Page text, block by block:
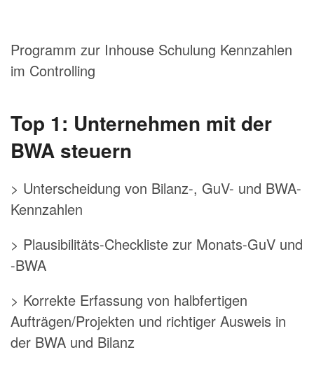
Programm zur Inhouse Schulung Kennzahlen
im Controlling
Top 1: Unternehmen mit der
BWA steuern
> Unterscheidung von Bilanz-, GuV- und BWA-
Kennzahlen
> Plausibilitäts-Checkliste zur Monats-GuV und
-BWA
> Korrekte Erfassung von halbfertigen
Aufträgen/Projekten und richtiger Ausweis in
der BWA und Bilanz